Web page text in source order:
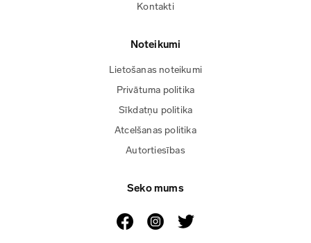
Kontakti
Noteikumi
Lietošanas noteikumi
Privātuma politika
Sīkdatņu politika
Atcelšanas politika
Autortiesības
Seko mums